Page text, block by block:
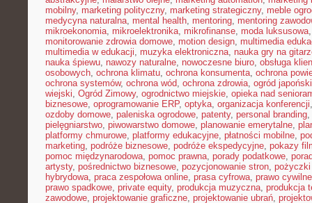
mobilny, marketing polityczny, marketing strategiczny, meble
medycyna naturalna, mental health, mentoring, mentoring
mikroekonomia, mikroelektronika, mikrofinanse, moda luksusowa
monitorowanie zdrowia domowe, motion design, multimedia
multimedia w edukacji, muzyka elektroniczna, nauka gry na
nauka śpiewu, nawozy naturalne, nowoczesne biuro, obsługa
osobowych, ochrona klimatu, ochrona konsumenta, ochrona
ochrona systemów, ochrona wód, ochrona zdrowia, ogród japoński
wiejski, Ogród Zimowy, ogrodnictwo miejskie, opieka nad
biznesowe, oprogramowanie ERP, optyka, organizacja konferencji
ozdoby domowe, paleniska ogrodowe, patenty, personal branding,
pielęgniarstwo, piwowarstwo domowe, planowanie emerytalne,
platformy chmurowe, platformy edukacyjne, płatności mobilne,
marketing, podróże biznesowe, podróże ekspedycyjne, pokazy
pomoc międzynarodowa, pomoc prawna, porady podatkowe,
artysty, pośrednictwo biznesowe, pozycjonowanie stron, pożyczki
hybrydowa, praca zespołowa online, prasa cyfrowa, prawo
prawo spadkowe, private equity, produkcja muzyczna, produkcja
zawodowe, projektowanie graficzne, projektowanie ubrań,